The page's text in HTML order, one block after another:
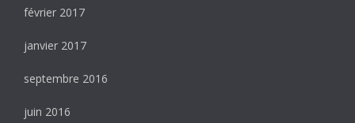
février 2017
janvier 2017
septembre 2016
juin 2016